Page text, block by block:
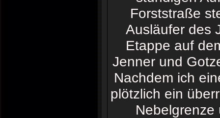
Forststraße
Ausläufer des
Etappe auf
Jenner und
Nachdem ich
plötzlich ein